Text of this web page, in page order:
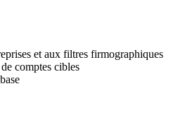
et aux filtres firmographiques
comptes cibles